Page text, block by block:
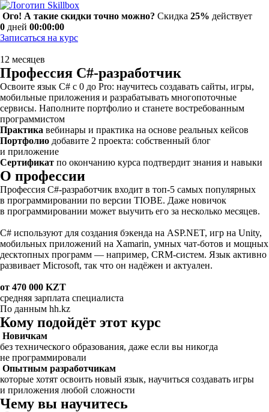
Ого! А такие скидки точно можно? Скидка 25% действует
0 дней 00:00:00
Записаться на курс
12 месяцев
Профессия C#-разработчик
Освоите язык C# с 0 до Pro: научитесь создавать сайты, игры,
мобильные приложения и разрабатывать многопоточные
сервисы. Наполните портфолио и станете востребованным
программистом
Практика вебинары и практика на основе реальных кейсов
Портфолио добавите 2 проекта: собственный блог
и приложение
Cертификат по окончанию курса подтвердит знания и навыки
О профессии
Профессия C#-разработчик входит в топ-5 самых популярных
в программировании по версии TIOBE. Даже новичок
в программировании может выучить его за несколько месяцев.
C# используют для создания бэкенда на ASP.NET, игр на Unity,
мобильных приложений на Xamarin, умных чат-ботов и мощных
десктопных программ — например, CRM-систем. Язык активно
развивает Microsoft, так что он надёжен и актуален.
от 470 000 KZT
средняя зарплата специалиста
По данным hh.kz
Кому подойдёт этот курс
Новичкам
без технического образования, даже если вы никогда
не программировали
Опытным разработчикам
которые хотят освоить новый язык , научиться создавать игры
и приложения любой сложности
Чему вы научитесь